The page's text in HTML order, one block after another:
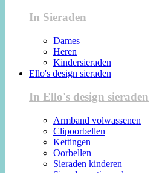
In Sieraden
Dames
Heren
Kindersieraden
Ello's design sieraden
In Ello's design sieraden
Armband volwassenen
Clipoorbellen
Kettingen
Oorbellen
Sieraden kinderen